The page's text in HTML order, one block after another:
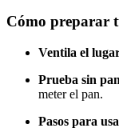
Cómo preparar
Ventila el
Prueba sin
meter el pan.
Pasos para